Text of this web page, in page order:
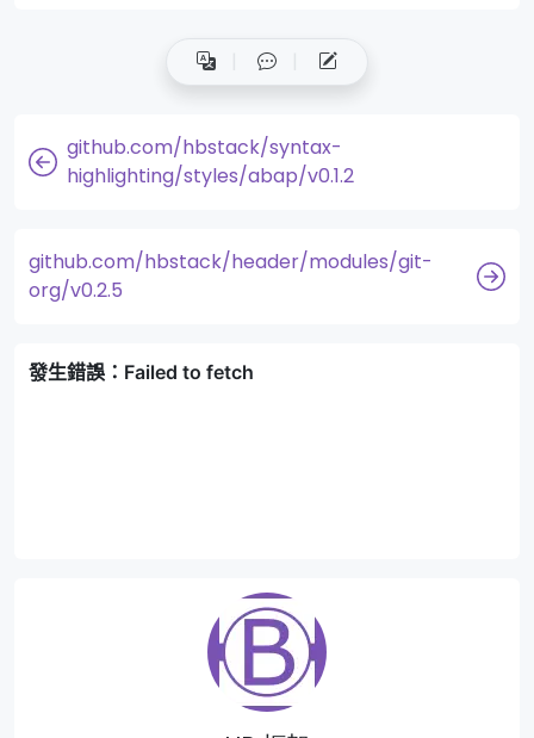
github.com/hbstack/syntax-
highlighting/styles/abap/v0.1.2
github.com/hbstack/header/modules/git-
org/v0.2.5